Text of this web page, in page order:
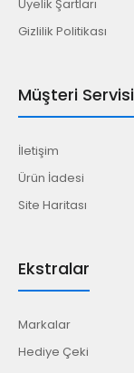
Üyelik Şartları
Gizlilik Politikası
Müşteri Servisi
İletişim
Ürün İadesi
Site Haritası
Ekstralar
Markalar
Hediye Çeki